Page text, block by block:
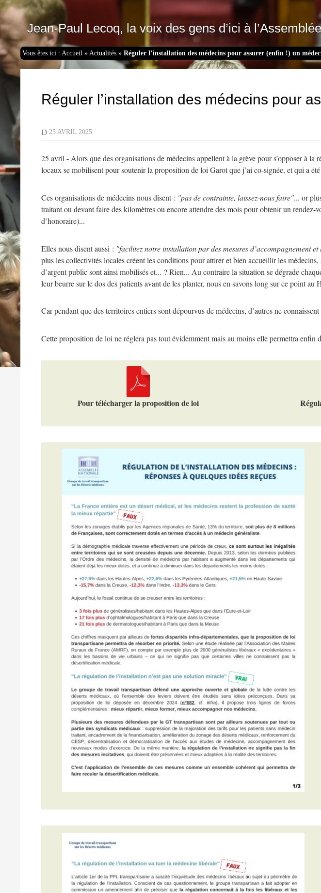
Jean-Paul Lecoq, la voix des gens d’ici à
Vous êtes ici :Accueil »Actualités »Réguler l’installation des médecins pour assurer (enfin !) un
Réguler l’installation des médecins pour
D25 AVRIL 2025
25 avril - Alors que des organisations de médecins appellent à la grève pour s’opposer à
locaux se mobilisent pour soutenir la proposition de loi Garot que j’ai co-signée, et qui a
Ces organisations de médecins nous disent : "pas de contrainte, laissez-nous faire"... or
traitant ou devant faire des kilomètres ou encore attendre des mois pour obtenir un rendez-
d’honoraire)...
Elles nous disent aussi : "facilitez notre installation par des mesures d’accompagnement
plus les collectivités locales créent les conditions pour attirer et bien accueillir les
d’argent public sont ainsi mobilisés et... ? Rien... Au contraire la situation se dégrade
leur beurre sur le dos des patients avant de les planter, nous en savons long sur ce point au
Car pendant que des territoires entiers sont dépourvus de médecins, d’autres ne
Cette proposition de loi ne réglera pas tout évidemment mais au moins elle permettra enfin
Pour télécharger la proposition de loi